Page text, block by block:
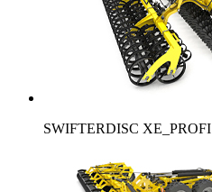
SWIFTERDISC XE_PROFI